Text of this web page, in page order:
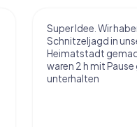
Super Idee. Wir
Schnitzeljagd in
Heimatstadt
waren 2 h mit
unterhalten